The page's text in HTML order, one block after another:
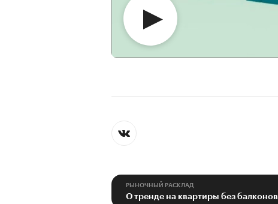
РЫНОЧНЫЙ РАСКЛАД
О тренде на квартиры без балконов